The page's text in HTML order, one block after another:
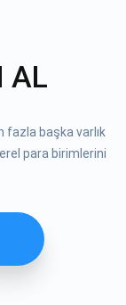
AL
fazla başka varlık
para birimlerini